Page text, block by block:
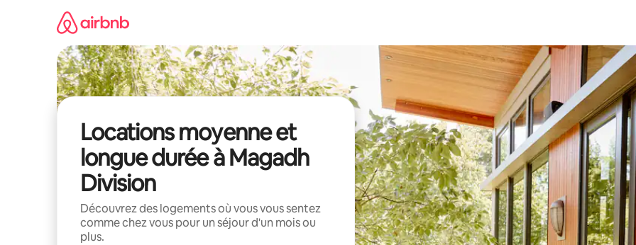
Locations moyenne et
longue durée à Magadh
Division
Découvrez des logements où vous vous sentez
comme chez vous pour un séjour d'un mois ou
plus.